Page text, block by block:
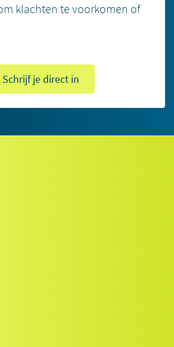
klachten te voorkomen of
Schrijf je direct in